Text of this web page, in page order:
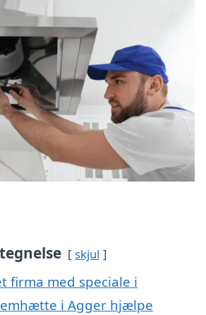
skjul
firma med speciale i
i Agger hjælpe